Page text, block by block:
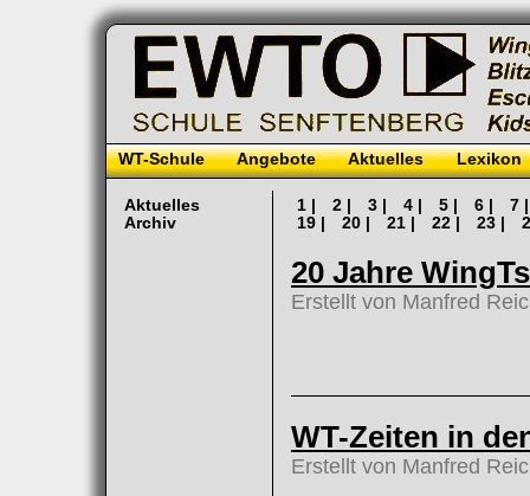
WT-Schule Angebote Aktuelles Lexikon
Aktuelles
Archiv
1 | 2 | 3 | 4 | 5 | 6 |
7
19 |
20 | 21 | 22 | 23 |
20 Jahre
Erstellt von Manfred
WT-Zeiten in
Erstellt von Manfred